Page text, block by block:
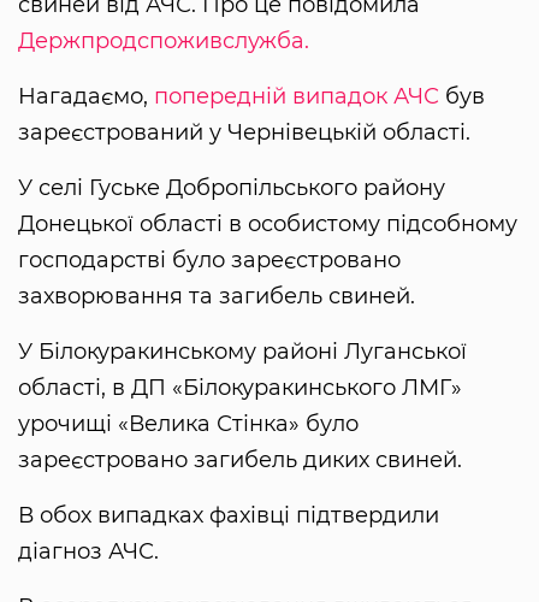
Держпродспоживслужба.
Нагадаємо, попередній випадок АЧС був
зареєстрований у Чернівецькій області.
У селі Гуське Добропільського району
Донецької області в особистому підсобному
господарстві було зареєстровано
захворювання та загибель свиней.
У Білокуракинському районі Луганської
області, в ДП «Білокуракинського ЛМГ»
урочищі «Велика Стінка» було
зареєстровано загибель диких свиней.
В обох випадках фахівці підтвердили
діагноз АЧС.